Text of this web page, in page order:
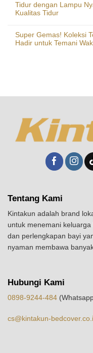
Tidur dengan Lampu
Kualitas Tidur
Super Gemas! Koleksi
Hadir untuk Temani
Tentang Kami
Kintakun adalah brand
untuk menemani
dan perlengkapan bayi
nyaman membawa
Hubungi Kami
0898-9244-484
cs@kintakun-